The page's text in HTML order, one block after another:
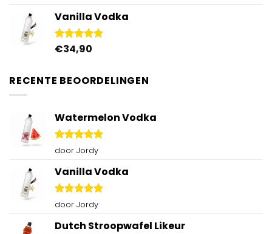
was:
€59,80.
is:
Vanilla Vodka
Gewaardeerd
€34,90
RECENTE BEOORDELINGEN
Watermelon Vodka
Gewaardeerd
door Jordy
Vanilla Vodka
Gewaardeerd
door Jordy
Dutch Stroopwafel Likeur